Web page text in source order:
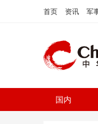
首页 资讯 军
国内